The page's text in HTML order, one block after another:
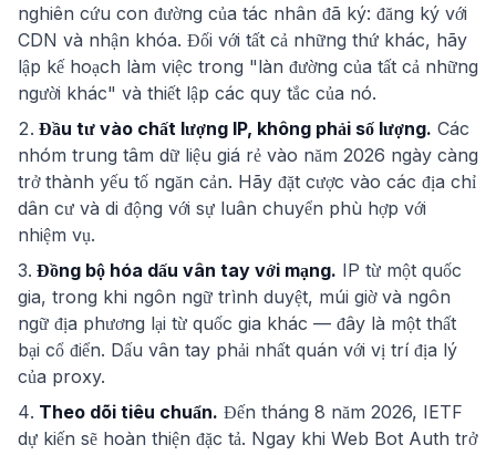
nghiên cứu con đường của tác nhân đã ký: đăng ký với
CDN và nhận khóa. Đối với tất cả những thứ khác, hãy
lập kế hoạch làm việc trong "làn đường của tất cả những
người khác" và thiết lập các quy tắc của nó.
Đầu tư vào chất lượng IP, không phải số lượng. Các
nhóm trung tâm dữ liệu giá rẻ vào năm 2026 ngày càng
trở thành yếu tố ngăn cản. Hãy đặt cược vào các địa chỉ
dân cư và di động với sự luân chuyển phù hợp với
nhiệm vụ.
Đồng bộ hóa dấu vân tay với mạng. IP từ một quốc
gia, trong khi ngôn ngữ trình duyệt, múi giờ và ngôn
ngữ địa phương lại từ quốc gia khác — đây là một thất
bại cổ điển. Dấu vân tay phải nhất quán với vị trí địa lý
của proxy.
Theo dõi tiêu chuẩn. Đến tháng 8 năm 2026, IETF
dự kiến sẽ hoàn thiện đặc tả. Ngay khi Web Bot Auth trở